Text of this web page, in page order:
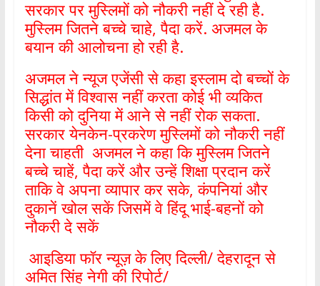
सरकार पर मुस्लिमों को नौकरी नहीं दे रही है.
मुस्लिम जितने बच्चे चाहे, पैदा करें. अजमल के
बयान की आलोचना हो रही है.
अजमल ने न्यूज एजेंसी से कहा इस्लाम दो बच्चों के
सिद्धांत में विश्वास नहीं करता कोई भी व्यकित
किसी को दुनिया में आने से नहीं रोक सकता.
सरकार येनकेन-प्रकरेण मुस्लिमों को नौकरी नहीं
देना चाहती अजमल ने कहा कि मुस्लिम जितने
बच्चे चाहें, पैदा करें और उन्हें शिक्षा प्रदान करें
ताकि वे अपना व्यापार कर सके, कंपनियां और
दुकानें खोल सकें जिसमें वे हिंदू भाई-बहनों को
नौकरी दे सकें
आइडिया फॉर न्यूज़ के लिए दिल्ली/ देहरादून से
अमित सिंह नेगी की रिपोर्ट/